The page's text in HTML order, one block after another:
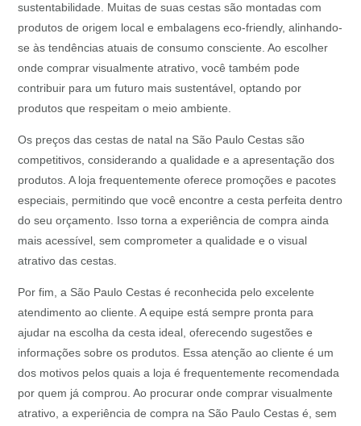
sustentabilidade. Muitas de suas cestas são montadas com
produtos de origem local e embalagens eco-friendly, alinhando-
se às tendências atuais de consumo consciente. Ao escolher
onde comprar visualmente atrativo, você também pode
contribuir para um futuro mais sustentável, optando por
produtos que respeitam o meio ambiente.
Os preços das cestas de natal na São Paulo Cestas são
competitivos, considerando a qualidade e a apresentação dos
produtos. A loja frequentemente oferece promoções e pacotes
especiais, permitindo que você encontre a cesta perfeita dentro
do seu orçamento. Isso torna a experiência de compra ainda
mais acessível, sem comprometer a qualidade e o visual
atrativo das cestas.
Por fim, a São Paulo Cestas é reconhecida pelo excelente
atendimento ao cliente. A equipe está sempre pronta para
ajudar na escolha da cesta ideal, oferecendo sugestões e
informações sobre os produtos. Essa atenção ao cliente é um
dos motivos pelos quais a loja é frequentemente recomendada
por quem já comprou. Ao procurar onde comprar visualmente
atrativo, a experiência de compra na São Paulo Cestas é, sem